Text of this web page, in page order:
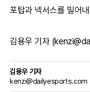
포탑과 넥서스를 밀어
김용우 기자
김용우 기자
kenzi@dailyesports.com